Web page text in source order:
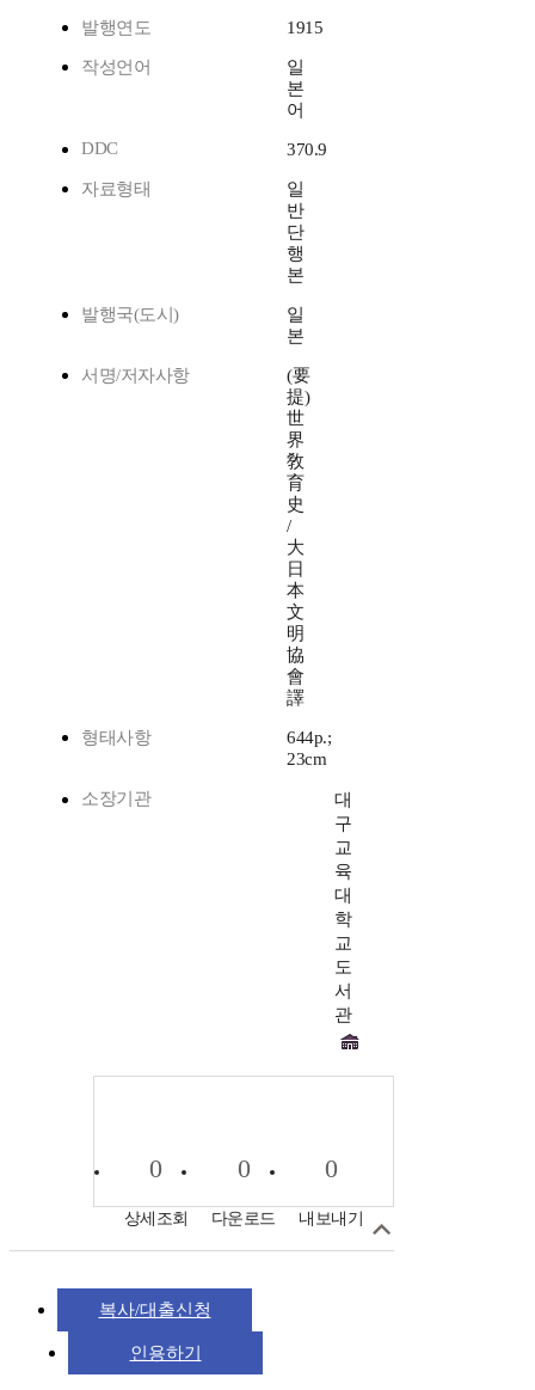
발행연도 1915
작성언어
일
본
어
DDC
370.9
자료형태
일
반
단
행
본
발행국(도시)
일
본
서명/저자사항
(要
提)
世
界
敎
育
史
/
大
日
本
文
明
協
會
譯
형태사항
644p.;
23cm
소장기관
대
구
교
육
대
학
교
도
서
관
0
상세조회
0
다운로드
0
내보내기
복사/대출신청
인용하기